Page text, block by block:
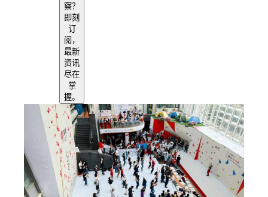
察？
即刻
订
阅，
最新
资讯
尽在
掌
握。